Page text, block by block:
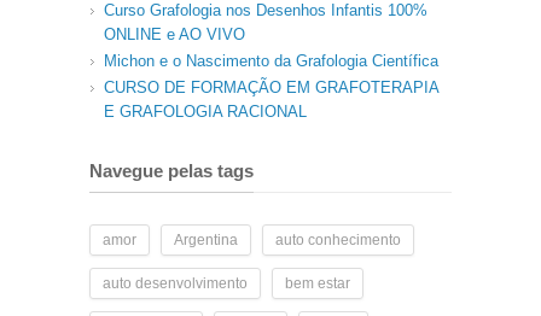
Curso Grafologia nos Desenhos Infantis 100%
ONLINE e AO VIVO
Michon e o Nascimento da Grafologia Científica
CURSO DE FORMAÇÃO EM GRAFOTERAPIA
E GRAFOLOGIA RACIONAL
Navegue pelas tags
amor Argentina auto conhecimento
auto desenvolvimento bem estar